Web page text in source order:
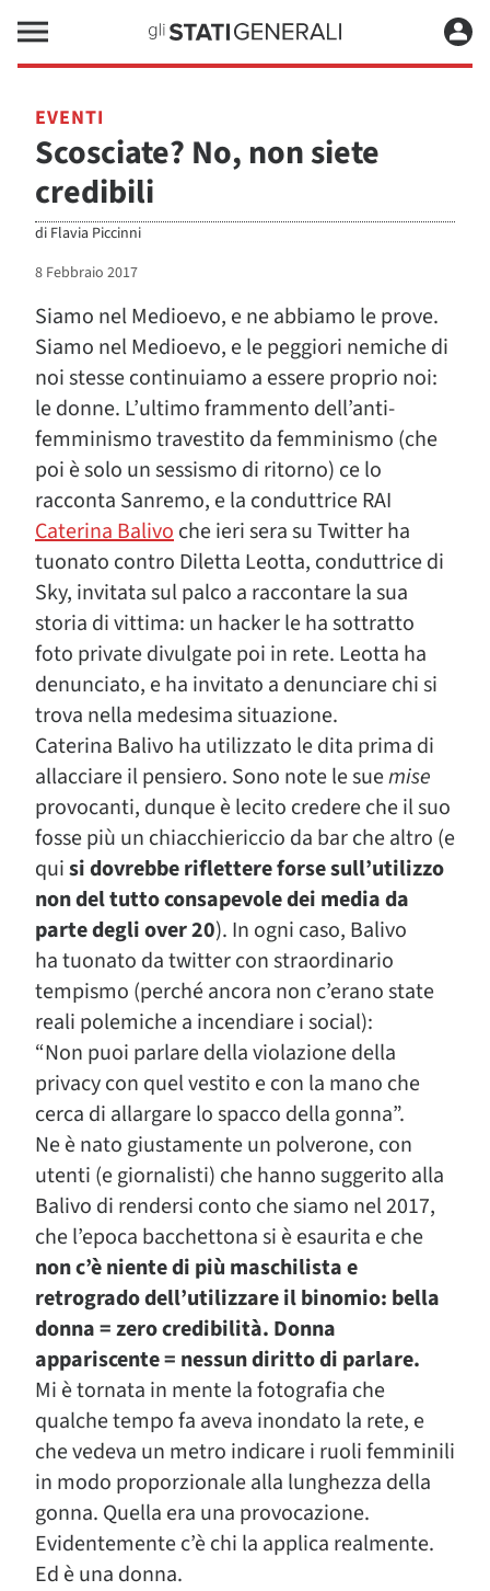
EVENTI
Scosciate? No, non siete
credibili
di Flavia Piccinni
8 Febbraio 2017
Siamo nel Medioevo, e ne abbiamo le prove.
Siamo nel Medioevo, e le peggiori nemiche di
noi stesse continuiamo a essere proprio noi:
le donne. L’ultimo frammento dell’anti-
femminismo travestito da femminismo (che
poi è solo un sessismo di ritorno) ce lo
racconta Sanremo, e la conduttrice RAI
Caterina Balivoche ieri sera su Twitter ha
tuonato contro Diletta Leotta, conduttrice di
Sky, invitata sul palco a raccontare la sua
storia di vittima: un hacker le ha sottratto
foto private divulgate poi in rete. Leotta ha
denunciato, e ha invitato a denunciare chi si
trova nella medesima situazione.
Caterina Balivo ha utilizzato le dita prima di
allacciare il pensiero. Sono note le suemise
provocanti, dunque è lecito credere che il suo
fosse più un chiacchiericcio da bar che altro (e
quisi dovrebbe riflettere forse sull’utilizzo
non del tutto consapevole dei media da
parte degli over 20). In ogni caso, Balivo
ha tuonato da twitter con straordinario
tempismo (perché ancora non c’erano state
reali polemiche a incendiare i social):
“Non puoi parlare della violazione della
privacy con quel vestito e con la mano che
cerca di allargare lo spacco della gonna”.
Ne è nato giustamente un polverone, con
utenti (e giornalisti) che hanno suggerito alla
Balivo di rendersi conto che siamo nel 2017,
che l’epoca bacchettona si è esaurita e che
non c’è niente di più maschilista e
retrogrado dell’utilizzare il binomio: bella
donna = zero credibilità. Donna
appariscente = nessun diritto di parlare.
Mi è tornata in mente la fotografia che
qualche tempo fa aveva inondato la rete, e
che vedeva un metro indicare i ruoli femminili
in modo proporzionale alla lunghezza della
gonna. Quella era una provocazione.
Evidentemente c’è chi la applica realmente.
Ed è una donna.